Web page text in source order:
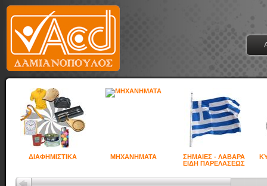
ΔΙΑΦΗΜΙΣΤΙΚΑ ΜΗΧΑΝΗΜΑΤΑ
ΣΗΜΑΙΕΣ - ΛΑΒΑΡΑ
ΕΙΔΗ ΠΑΡΕΛΑΣΕΩΣ